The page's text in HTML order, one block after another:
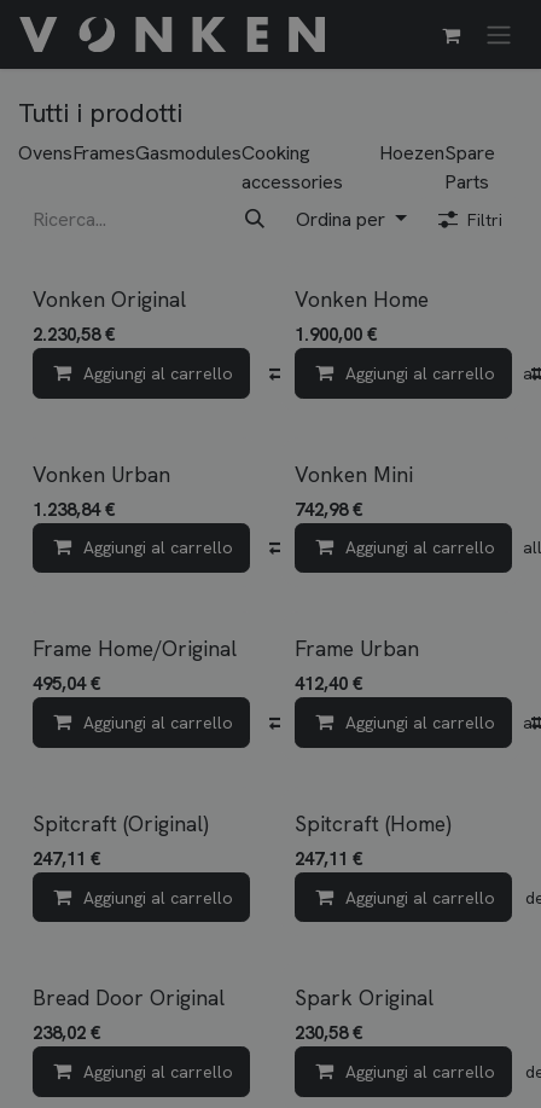
Passa al contenuto
Tutti i prodotti
OvensFramesGasmodulesCooking
accessories
HoezenSpare
Parts
Ordina per
Filtri
Vonken Original
2.230,58€
Aggiungi al carrello Confronta Aggiungi
Vonken Home
1.900,00€
Aggiungi al carrello
Vonken Urban
1.238,84€
Aggiungi al carrello Confronta Aggiungi
Vonken Mini
742,98€
Aggiungi al carrello
Frame Home/Original
495,04€
Aggiungi al carrello Confronta Aggiungi
Frame Urban
412,40€
Aggiungi al carrello
Spitcraft (Original)
247,11 €
Aggiungi al carrello Aggiungi alla lista dei
Spitcraft (Home)
247,11 €
Aggiungi al carrello
Bread Door Original
238,02 €
Aggiungi al carrello Aggiungi alla lista dei
Spark Original
230,58€
Aggiungi al carrello